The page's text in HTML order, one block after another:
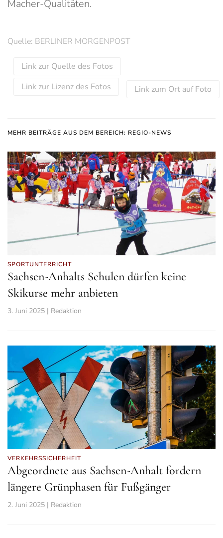
Macher-Qualitäten.
Quelle: BERLINER MORGENPOST
Link zur Quelle des Fotos
Link zur Lizenz des Fotos
Link zum Ort auf Foto
MEHR BEITRÄGE AUS DEM BEREICH: REGIO-NEWS
SPORTUNTERRICHT
Sachsen-Anhalts Schulen dürfen keine
Skikurse mehr anbieten
3. Juni 2025 | Redaktion
VERKEHRSSICHERHEIT
Abgeordnete aus Sachsen-Anhalt fordern
längere Grünphasen für Fußgänger
2. Juni 2025 | Redaktion